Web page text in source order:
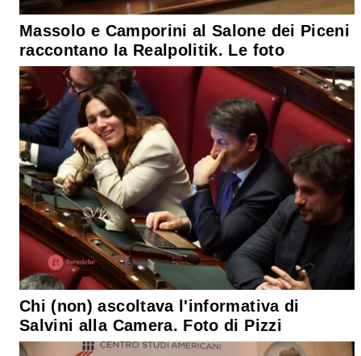
Massolo e Camporini al Salone dei Piceni
raccontano la Realpolitik. Le foto
Chi (non) ascoltava l'informativa di
Salvini alla Camera. Foto di Pizzi